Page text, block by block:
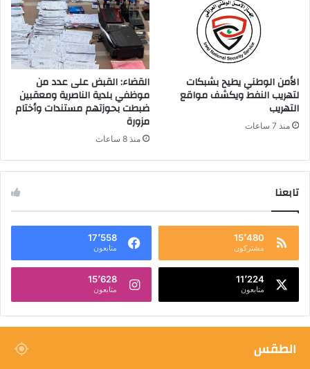
الأمن الوطني يطيح بشبكات
لتهريب النفط ويكشف مواقع
التهريب
منذ 7 ساعات
القضاء: القبض على عدد من
موظفي بلدية الناصرية ومعقبين
ضبطت بحوزتهم مستندات وأختام
مزورة
منذ 8 ساعات
تابعنا
15٬480
مشتركون
17٬558
متابعون
11٬224
متابعون
15٬628
متابعون
الطقس